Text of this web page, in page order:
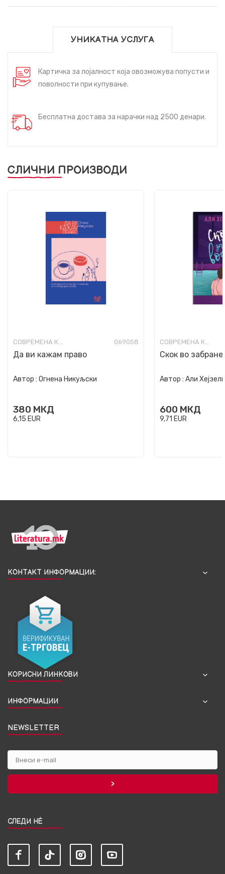
УНИКАТНА УСЛУГА
Картичка за лојалност која овозможува попусти и
поволности при купување.
Бесплатна достава за нарачки над 2500 денари.
СЛИЧНИ ПРОИЗВОДИ
СОВРЕМЕНА КНИЖЕВНОСТ 069058
Да ви кажам право
Автор : Огнена Никуљски
380 МКД
6,15 EUR
СОВРЕМЕНА КНИЖЕВНОСТ
Скок во
Автор : Али
600 МКД
9,71 EUR
КОНТАКТ ИНФОРМАЦИИ:
КОРИСНИ ЛИНКОВИ
ИНФОРМАЦИИ
NEWSLETTER
СЛЕДИ НЀ